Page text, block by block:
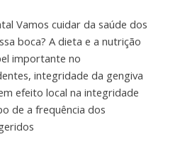
Vamos cuidar da saúde dos
boca? A dieta e a nutrição
importante no
integridade da gengiva
efeito local na integridade
de a frequência dos